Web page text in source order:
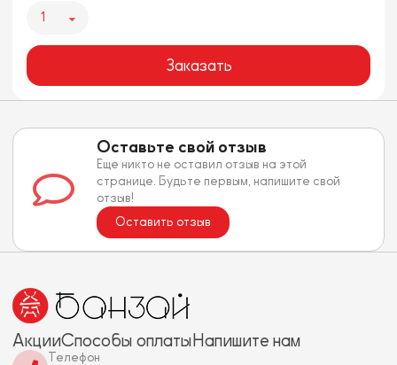
1
Заказать
Оставьте свой отзыв
Еще никто не оставил отзыв на этой
странице. Будьте первым, напишите свой
отзыв!
Оставить отзыв
АкцииСпособы оплатыНапишите нам
Телефон